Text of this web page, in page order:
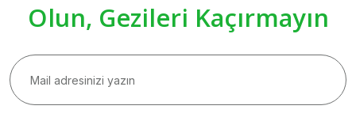
Olun, Gezileri Kaçırmayın